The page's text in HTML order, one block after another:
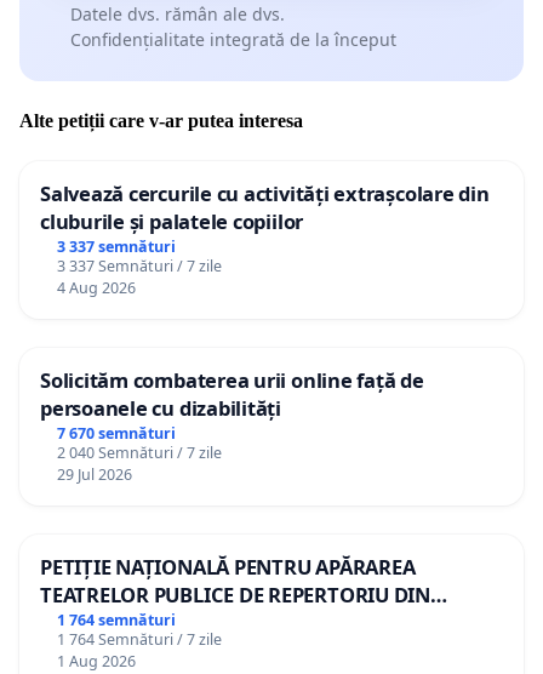
Datele dvs. rămân ale dvs.
Confidențialitate integrată de la început
Alte petiții care v-ar putea interesa
Salvează cercurile cu activități extrașcolare din
cluburile și palatele copiilor
3 337 semnături
3 337 Semnături / 7 zile
4 Aug 2026
Solicităm combaterea urii online față de
persoanele cu dizabilități
7 670 semnături
2 040 Semnături / 7 zile
29 Jul 2026
PETIȚIE NAȚIONALĂ PENTRU APĂRAREA
TEATRELOR PUBLICE DE REPERTORIU DIN
ROMÂNIA
1 764 semnături
1 764 Semnături / 7 zile
1 Aug 2026